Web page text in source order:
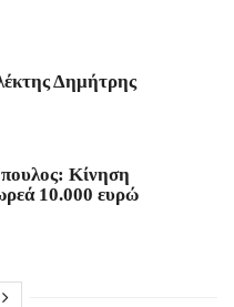
Δημήτρης
Κίνηση
10.000 ευρώ